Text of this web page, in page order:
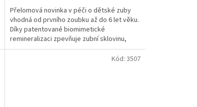
Přelomová novinka v péči o dětské zuby
vhodná od prvního zoubku až do 6 let věku.
Díky patentované biomimetické
remineralizaci zpevňuje zubní sklovinu,
rostlinné výtažky a...
Kód: 3507